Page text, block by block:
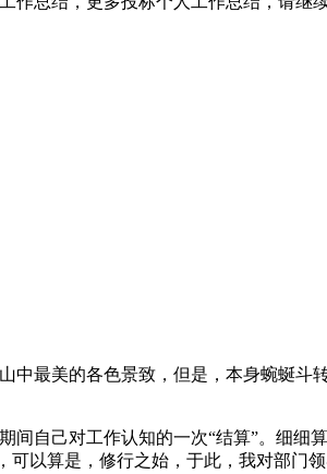
最美的各色景致，但是，本身蜿蜒斗
自己对工作认知的一次“结算”。细细
以算是，修行之始，于此，我对部门